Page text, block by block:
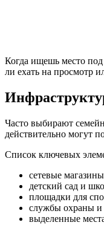
Когда ищешь место
ли ехать на просмотр
Часто выбирают
действительно могут
Список ключевых
сетевые
детский сад и
площадки для
службы охраны и
выделенные